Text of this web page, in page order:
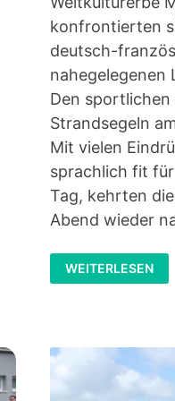
konfrontierten
deutsch-
nahegelegenen
Den
Strandsegeln
Mit vielen
sprachlich fit
Tag, kehrten
Abend wieder
MIT
CHERBOURG
10.
WEITERLESEN